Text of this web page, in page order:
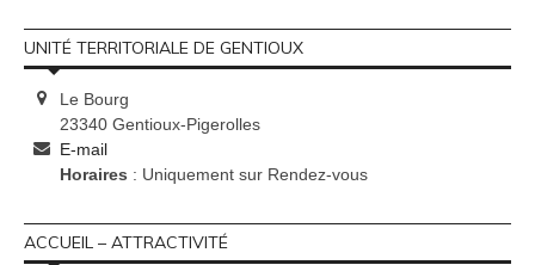
UNITÉ TERRITORIALE DE GENTIOUX
Le Bourg
23340 Gentioux-Pigerolles
E-mail
Horaires : Uniquement sur Rendez-vous
ACCUEIL – ATTRACTIVITÉ